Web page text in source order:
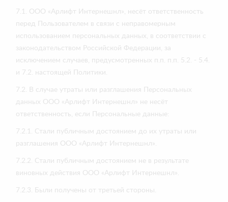
7.1. ООО «Арлифт Интернешнл», несёт ответственность
перед Пользователем в связи с неправомерным
использованием персональных данных, в соответствии с
законодательством Российской Федерации, за
исключением случаев, предусмотренных п.п. п.п. 5.2. - 5.4.
и 7.2. настоящей Политики.
7.2. В случае утраты или разглашения Персональных
данных ООО «Арлифт Интернешнл» не несёт
ответственность, если Персональные данные:
7.2.1. Стали публичным достоянием до их утраты или
разглашения ООО «Арлифт Интернешнл».
7.2.2. Стали публичным достоянием не в результате
виновных действия ООО «Арлифт Интернешнл».
7.2.3. Были получены от третьей стороны.